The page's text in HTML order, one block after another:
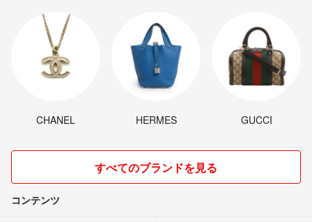
CHANEL HERMES GUCCI
すべてのブランドを見る
コンテンツ